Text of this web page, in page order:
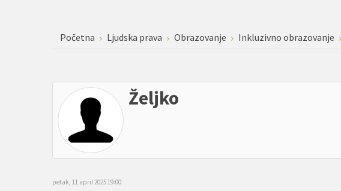
Početna Ljudska prava Obrazovanje Inkluzivno obrazovanje
Željko
petak, 11 april 2025 19:00